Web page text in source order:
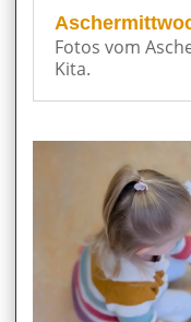
Fotos vom
Kita.